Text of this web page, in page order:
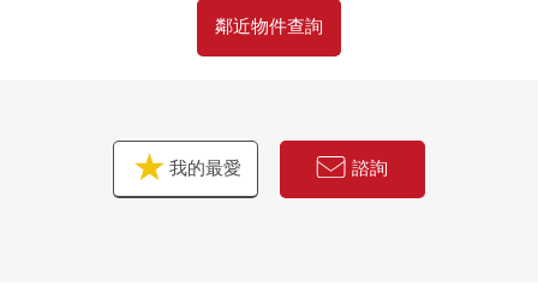
鄰近物件查詢
我的最愛 諮詢